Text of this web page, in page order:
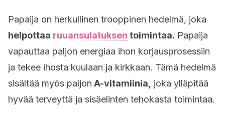
Papaija on herkullinen trooppinen hedelmä, joka
helpottaa ruuansulatuksen toimintaa. Papaija
vapauttaa paljon energiaa ihon korjausprosessiin
ja tekee ihosta kuulaan ja kirkkaan. Tämä hedelmä
sisältää myös paljon A-vitamiinia,
joka ylläpitää
hyvää terveyttä ja sisäelinten tehokasta toimintaa.